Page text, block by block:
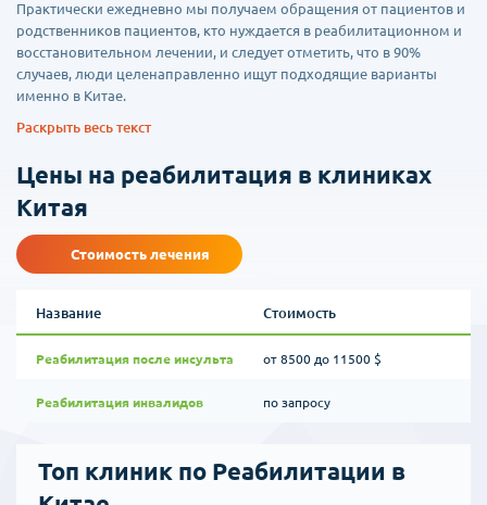
Практически ежедневно мы получаем обращения от пациентов и
родственников пациентов, кто нуждается в реабилитационном и
восстановительном лечении, и следует отметить, что в 90%
случаев, люди целенаправленно ищут подходящие варианты
именно в Китае.
Реабилитация в клиниках Китая является одним из самых
именно здесь предлагается очень широкий спектр мероприятий,
начиная от массажей, различных видов терапевтических занятий,
реа-процедур с использованием специального оборудования, и
до традиционных восточных методов- иглоукалываний,
массажей по активным точкам, моксатерапии и многого другого.
классических аптечных форм, так и специализированных
непосредственно в аптеках при клиниках.
нам обращаются родители детишек с ДЦП, что нередко
предполагает ряд сопутствующих осложнений. Как известно,
Раскрыть весь текст
Цены на реабилитация в клиниках
Китая
Стоимость лечения
Название Стоимость
Реабилитация после инсульта от 8500 до 11500 $
Реабилитация инвалидов по запросу
Топ клиник по Реабилитации в